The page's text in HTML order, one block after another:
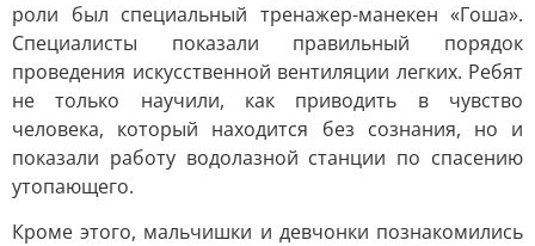
роли был специальный тренажер-манекен «Гоша».
Специалисты показали правильный порядок
проведения искусственной вентиляции легких. Ребят
не только научили, как приводить в чувство
человека, который находится без сознания, но и
показали работу водолазной станции по спасению
утопающего.
Кроме этого, мальчишки и девчонки познакомились